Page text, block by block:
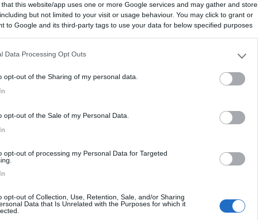
this website/app uses one or more Google services and may gather and store
but not limited to your visit or usage behaviour. You may click to grant or
to Google and its third-party tags to use your data for below specified purposes
Data Processing Opt Outs
opt-out of the Sharing of my personal data.
opt-out of the Sale of my Personal Data.
opt-out of processing my Personal Data for Targeted
opt-out of Collection, Use, Retention, Sale, and/or Sharing
Data that Is Unrelated with the Purposes for which it
Posizione
dal centro, area camper accessibile da sb...
Radice, 19
Posizione
dal centro, punto sosta camper, illuminato, o...
(TR) - 9km
5,5